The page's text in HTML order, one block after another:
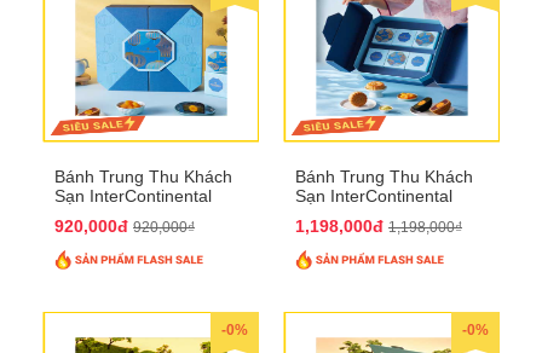
Bánh Trung Thu Khách
Sạn InterContinental
QTTT26
920,000đ 920,000₫
Bánh Trung Thu Khách
Sạn InterContinental
QTTT27
1,198,000đ 1,198,000₫
-0% -0%